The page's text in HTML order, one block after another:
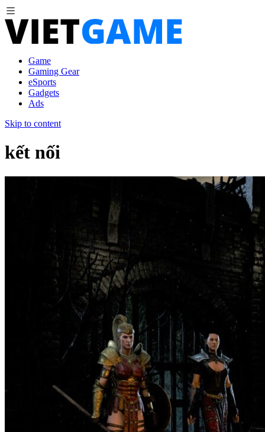
Game
Gaming Gear
eSports
Gadgets
Ads
Skip to content
kết nối